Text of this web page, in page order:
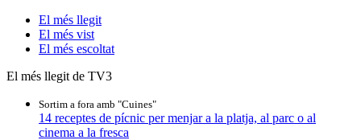
El més llegit
El més vist
El més escoltat
El més llegit de TV3
Sortim a fora amb "Cuines"
14 receptes de pícnic per menjar a la platja, al parc o al
cinema a la fresca